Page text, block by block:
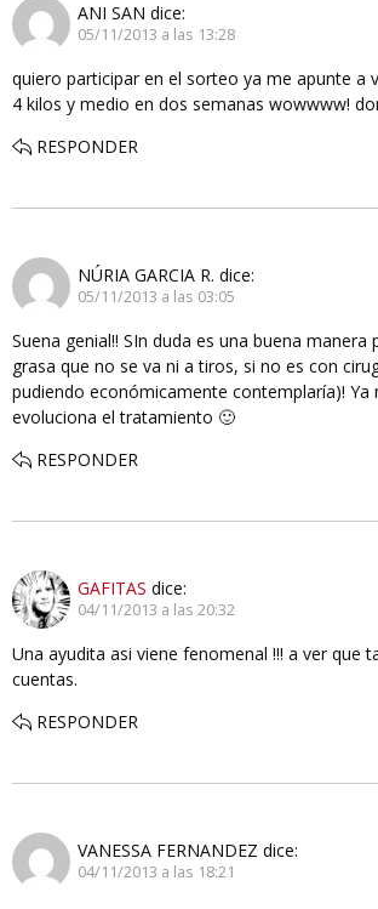
ANI SAN dice:
05/11/2013 a las 13:28
quiero participar en el sorteo ya me apunte a
4 kilos y medio en dos semanas wowwww!
RESPONDER
NÚRIA GARCIA R. dice:
05/11/2013 a las 03:05
Suena genial!! SIn duda es una buena manera
grasa que no se va ni a tiros, si no es con
pudiendo económicamente contemplaría)!
evoluciona el tratamiento 🙂
RESPONDER
GAFITAS dice:
04/11/2013 a las 20:32
Una ayudita asi viene fenomenal !!! a ver que
cuentas.
RESPONDER
VANESSA FERNANDEZ dice:
04/11/2013 a las 18:21